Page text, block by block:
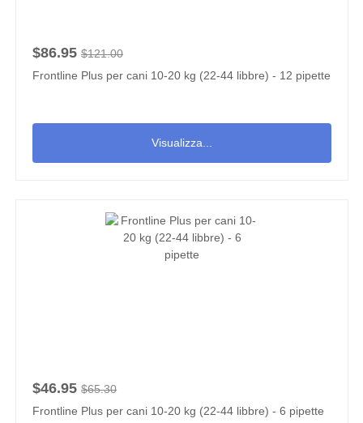
$86.95 $121.00
Frontline Plus per cani 10-20 kg (22-44 libbre) - 12 pipette
Visualizza...
$46.95 $65.30
Frontline Plus per cani 10-20 kg (22-44 libbre) - 6 pipette